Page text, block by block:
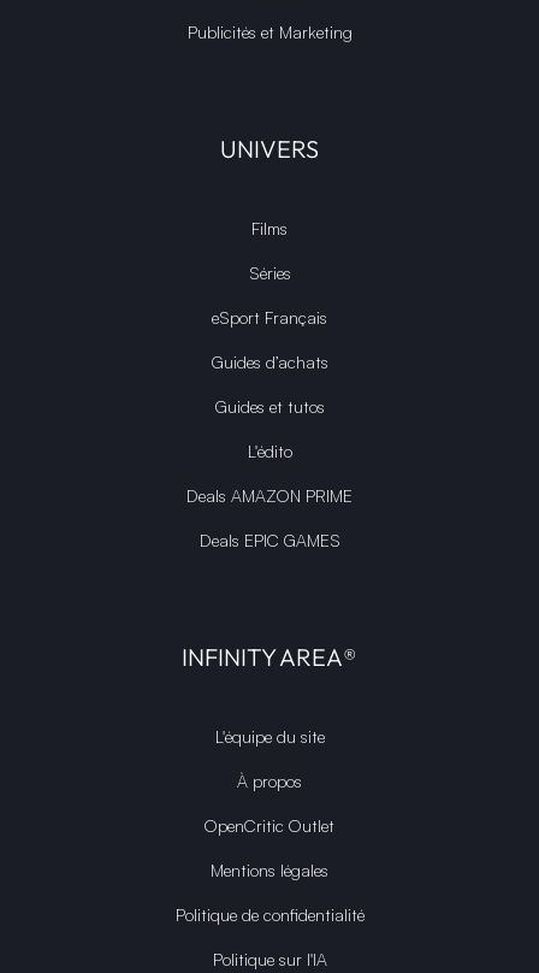
Publicités et Marketing
UNIVERS
Films
Séries
eSport Français
Guides d’achats
Guides et tutos
L'édito
Deals AMAZON PRIME
Deals EPIC GAMES
INFINITY AREA®
L'équipe du site
À propos
OpenCritic Outlet
Mentions légales
Politique de confidentialité
Politique sur l'IA